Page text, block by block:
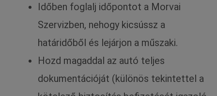
Időben foglalj időpontot a Morvai
Szervizben, nehogy kicsússz a
határidőből és lejárjon a műszaki.
Hozd magaddal az autó teljes
dokumentációját (különös tekintettel a